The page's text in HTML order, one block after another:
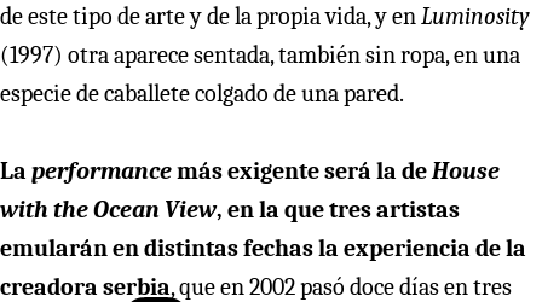
de este tipo de arte y de la propia vida, y enLuminosity
(1997) otra aparece sentada, también sin ropa, en una
especie de caballete colgado de una pared.
La performancemás exigente será la deHouse
with the Ocean View, en la que tres artistas
emularán en distintas fechas la experiencia de la
creadora serbia, que en 2002 pasó doce días en tres